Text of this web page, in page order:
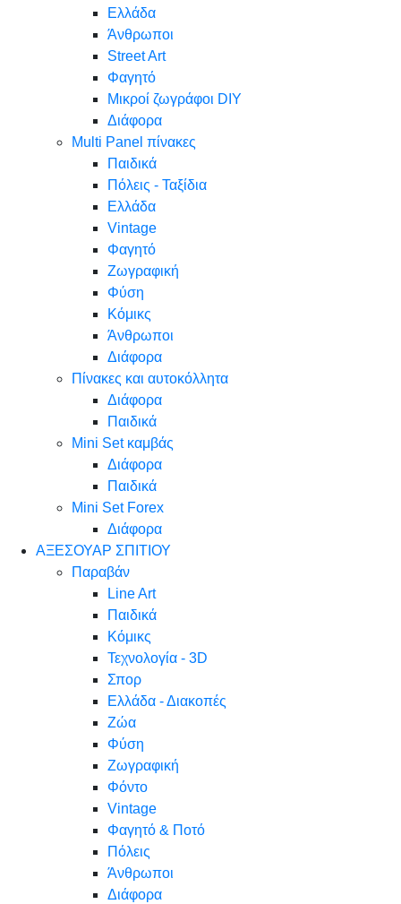
Ελλάδα
Άνθρωποι
Street Art
Φαγητό
Μικροί ζωγράφοι DIY
Διάφορα
Multi Panel πίνακες
Παιδικά
Πόλεις - Ταξίδια
Ελλάδα
Vintage
Φαγητό
Ζωγραφική
Φύση
Κόμικς
Άνθρωποι
Διάφορα
Πίνακες και αυτοκόλλητα
Διάφορα
Παιδικά
Mini Set καμβάς
Διάφορα
Παιδικά
Mini Set Forex
Διάφορα
ΑΞΕΣΟΥΑΡ ΣΠΙΤΙΟΥ
Παραβάν
Line Art
Παιδικά
Κόμικς
Τεχνολογία - 3D
Σπορ
Ελλάδα - Διακοπές
Ζώα
Φύση
Ζωγραφική
Φόντο
Vintage
Φαγητό & Ποτό
Πόλεις
Άνθρωποι
Διάφορα